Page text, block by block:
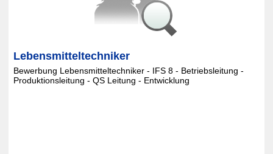
Lebensmitteltechniker
Bewerbung Lebensmitteltechniker - IFS 8 - Betriebsleitung -
Produktionsleitung - QS Leitung - Entwicklung